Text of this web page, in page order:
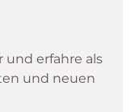
erfahre als
und neuen